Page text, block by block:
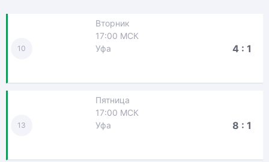
10
Вторник
17:00 МСК
Уфа
4 : 1
13
Пятница
17:00 МСК
Уфа
8 : 1